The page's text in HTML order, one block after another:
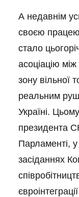
А недавнім
своєю
стало
асоціацію
зону вільної
реальним
Україні.
президента
Парламенті,
засіданнях